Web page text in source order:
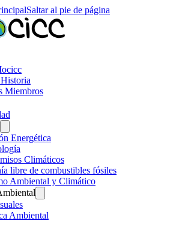
Saltar al pie de página
Miembros
Energética
Climáticos
libre de combustibles fósiles
Ambiental y Climático
Ambiental